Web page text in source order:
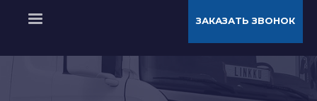
ЗАКАЗАТЬ ЗВОНОК